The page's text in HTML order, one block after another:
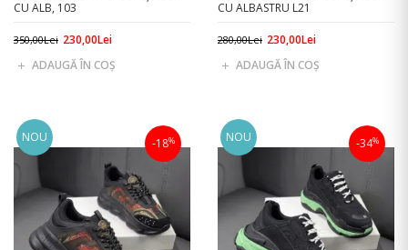
CU ALB, 103
350,00Lei 230,00Lei
ADAUGĂ ÎN COŞ
CU ALBASTRU L21
280,00Lei 230,00Lei
ADAUGĂ ÎN COŞ
-18%
NOU -34%
NOU